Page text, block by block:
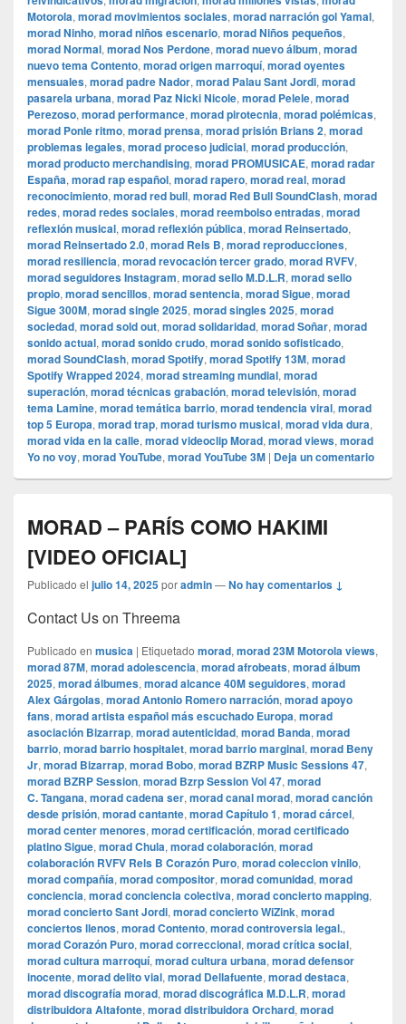
Motorola, morad movimientos sociales, morad narración gol Yamal,
morad Ninho, morad niños escenario, morad Niños pequeños,
morad Normal, morad Nos Perdone, morad nuevo álbum, morad
nuevo tema Contento, morad origen marroquí, morad oyentes
mensuales, morad padre Nador, morad Palau Sant Jordi, morad
pasarela urbana, morad Paz Nicki Nicole, morad Pelele, morad
Perezoso, morad performance, morad pirotecnia, morad polémicas,
morad Ponle ritmo, morad prensa, morad prisión Brians 2, morad
problemas legales, morad proceso judicial, morad producción,
morad producto merchandising, morad PROMUSICAE, morad radar
España, morad rap español, morad rapero, morad real, morad
reconocimiento, morad red bull, morad Red Bull SoundClash, morad
redes, morad redes sociales, morad reembolso entradas, morad
reflexión musical, morad reflexión pública, morad Reinsertado,
morad Reinsertado 2.0, morad Rels B, morad reproducciones,
morad resiliencia, morad revocación tercer grado, morad RVFV,
morad seguidores Instagram, morad sello M.D.L.R, morad sello
propio, morad sencillos, morad sentencia, morad Sigue, morad
Sigue 300M, morad single 2025, morad singles 2025, morad
sociedad, morad sold out, morad solidaridad, morad Soñar, morad
sonido actual, morad sonido crudo, morad sonido sofisticado,
morad SoundClash, morad Spotify, morad Spotify 13M, morad
Spotify Wrapped 2024, morad streaming mundial, morad
superación, morad técnicas grabación, morad televisión, morad
tema Lamine, morad temática barrio, morad tendencia viral, morad
top 5 Europa, morad trap, morad turismo musical, morad vida dura,
morad vida en la calle, morad videocli‏p Morad, morad views, morad
Yo no voy, morad YouTube, morad YouTube 3M | Deja un comentario
MORAD – PARÍS COMO HAKIMI
[VIDEO OFICIAL]
Publicado el julio 14, 2025poradmin—No hay comentarios ↓
Contact Us on Threema
Publicado en musica | Etiquetado morad, morad 23M Motorola views,
morad 87M, morad adolescencia, morad afrobeats, morad álbum
2025, morad álbumes, morad alcance 40M seguidores, morad
Alex Gárgolas, morad Antonio Romero narración, morad apoyo
fans, morad artista español más escuchado Europa, morad
asociación Bizarrap, morad autenticidad, morad Banda, morad
barrio, morad barrio hospitalet, morad barrio marginal, morad Beny
Jr, morad Bizarrap, morad Bobo, morad BZRP Music Sessions 47,
morad BZRP Session, morad Bzrp Session Vol 47, morad
C. Tangana, morad cadena ser, morad canal morad, morad canción
desde prisión, morad cantante, morad Capítulo 1, morad cárcel,
morad center menores, morad certificación, morad certificado
platino Sigue, morad Chula, morad colaboración, morad
colaboración RVFV Rels B Corazón Puro, morad coleccion vinilo,
morad compañía, morad compositor, morad comunidad, morad
conciencia, morad conciencia colectiva, morad concierto mapping,
morad concierto Sant Jordi, morad concierto WiZink, morad
conciertos llenos, morad Contento, morad controversia legal.,
morad Corazón Puro, morad correccional, morad crítica social,
morad cultura marroquí, morad cultura urbana, morad defensor
inocente, morad delito vial, morad Dellafuente, morad destaca,
morad discografía morad, morad discográfica M.D.L.R, morad
distribuidora Altafonte, morad distribuidora Orchard, morad